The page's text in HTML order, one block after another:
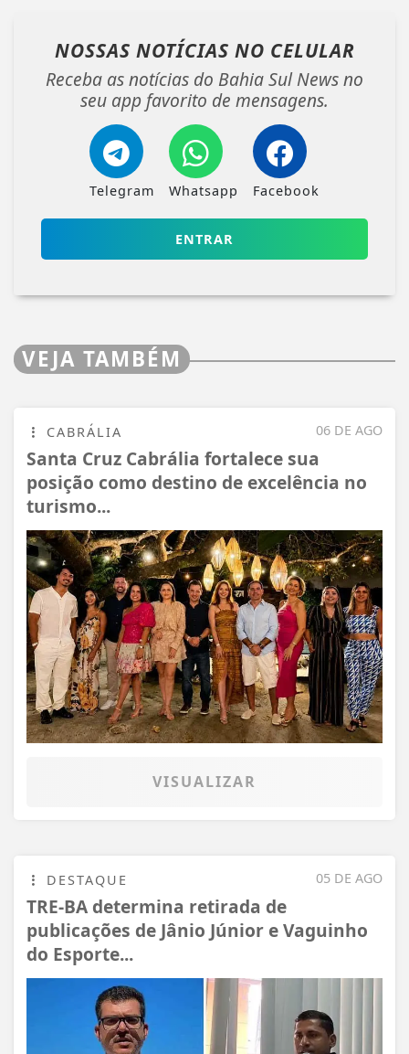
NOSSAS NOTÍCIAS NO CELULAR
Receba as notícias do Bahia Sul News no
seu app favorito de mensagens.
Telegram Whatsapp Facebook
ENTRAR
VEJA TAMBÉM
06 DE AGO
CABRÁLIA
Santa Cruz Cabrália fortalece sua
posição como destino de excelência no
turismo...
VISUALIZAR
05 DE AGO
DESTAQUE
TRE-BA determina retirada de
publicações de Jânio Júnior e Vaguinho
do Esporte...